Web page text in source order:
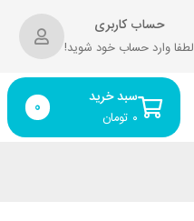
حساب کاربری
لطفا وارد حساب خود شوید!
سبد خرید
تومان ۰ 0